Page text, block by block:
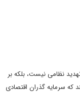
نظامی نیست، بلکه بر
سرمایه گذران اقتصادی